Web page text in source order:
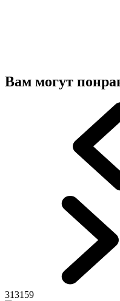
Вам могут
313159